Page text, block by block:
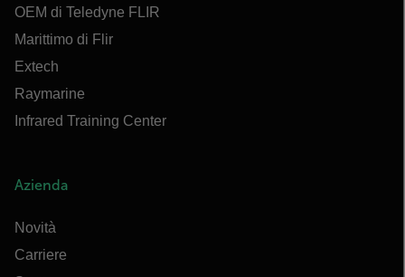
OEM di Teledyne FLIR
Marittimo di Flir
Extech
Raymarine
Infrared Training Center
Azienda
Novità
Carriere